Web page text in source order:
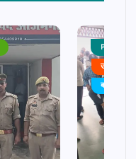
PUBLIC
उत्तर
बड़ी खबर